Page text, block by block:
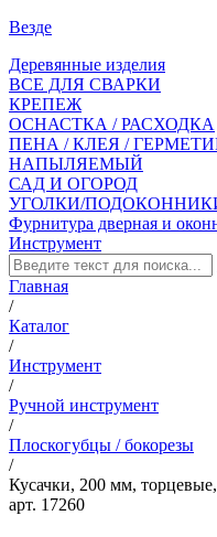
Везде
Деревянные изделия
ВСЕ ДЛЯ СВАРКИ
КРЕПЕЖ
ОСНАСТКА / РАСХОДКА
ПЕНА / КЛЕЯ /
НАПЫЛЯЕМЫЙ
САД И ОГОРОД
УГОЛКИ/
Фурнитура дверная и
Инструмент
Главная
/
Каталог
/
Инструмент
/
Ручной инструмент
/
Плоскогубцы / бокорезы
/
Кусачки, 200 мм,
арт. 17260